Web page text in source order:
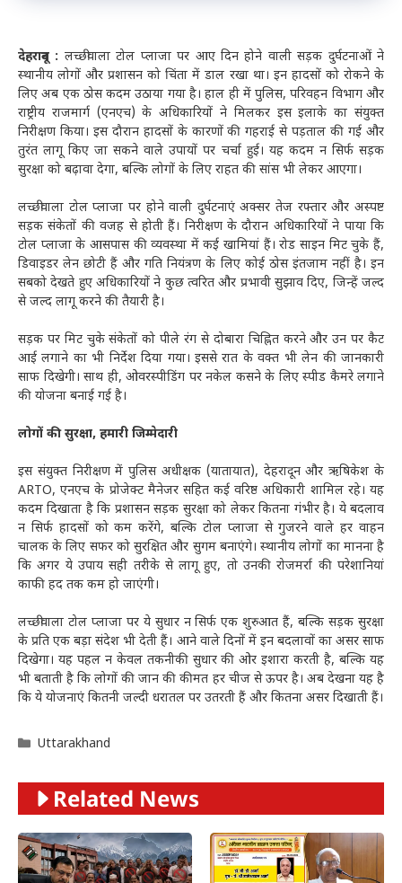
देहरादून : लच्छीवाला टोल प्लाजा पर आए दिन होने वाली सड़क दुर्घटनाओं ने
स्थानीय लोगों और प्रशासन को चिंता में डाल रखा था। इन हादसों को रोकने के
लिए अब एक ठोस कदम उठाया गया है। हाल ही में पुलिस, परिवहन विभाग और
राष्ट्रीय राजमार्ग (एनएच) के अधिकारियों ने मिलकर इस इलाके का संयुक्त
निरीक्षण किया। इस दौरान हादसों के कारणों की गहराई से पड़ताल की गई और
तुरंत लागू किए जा सकने वाले उपायों पर चर्चा हुई। यह कदम न सिर्फ सड़क
सुरक्षा को बढ़ावा देगा, बल्कि लोगों के लिए राहत की सांस भी लेकर आएगा।
लच्छीवाला टोल प्लाजा पर होने वाली दुर्घटनाएं अक्सर तेज रफ्तार और अस्पष्ट
सड़क संकेतों की वजह से होती हैं। निरीक्षण के दौरान अधिकारियों ने पाया कि
टोल प्लाजा के आसपास की व्यवस्था में कई खामियां हैं। रोड साइन मिट चुके हैं,
डिवाइडर लेन छोटी हैं और गति नियंत्रण के लिए कोई ठोस इंतजाम नहीं है। इन
सबको देखते हुए अधिकारियों ने कुछ त्वरित और प्रभावी सुझाव दिए, जिन्हें जल्द
से जल्द लागू करने की तैयारी है।
सड़क पर मिट चुके संकेतों को पीले रंग से दोबारा चिह्नित करने और उन पर कैट
आई लगाने का भी निर्देश दिया गया। इससे रात के वक्त भी लेन की जानकारी
साफ दिखेगी। साथ ही, ओवरस्पीडिंग पर नकेल कसने के लिए स्पीड कैमरे लगाने
की योजना बनाई गई है।
लोगों की सुरक्षा, हमारी जिम्मेदारी
इस संयुक्त निरीक्षण में पुलिस अधीक्षक (यातायात), देहरादून और ऋषिकेश के
ARTO, एनएच के प्रोजेक्ट मैनेजर सहित कई वरिष्ठ अधिकारी शामिल रहे। यह
कदम दिखाता है कि प्रशासन सड़क सुरक्षा को लेकर कितना गंभीर है। ये बदलाव
न सिर्फ हादसों को कम करेंगे, बल्कि टोल प्लाजा से गुजरने वाले हर वाहन
चालक के लिए सफर को सुरक्षित और सुगम बनाएंगे। स्थानीय लोगों का मानना है
कि अगर ये उपाय सही तरीके से लागू हुए, तो उनकी रोजमर्रा की परेशानियां
काफी हद तक कम हो जाएंगी।
लच्छीवाला टोल प्लाजा पर ये सुधार न सिर्फ एक शुरुआत हैं, बल्कि सड़क सुरक्षा
के प्रति एक बड़ा संदेश भी देती हैं। आने वाले दिनों में इन बदलावों का असर साफ
दिखेगा। यह पहल न केवल तकनीकी सुधार की ओर इशारा करती है, बल्कि यह
भी बताती है कि लोगों की जान की कीमत हर चीज से ऊपर है। अब देखना यह है
कि ये योजनाएं कितनी जल्दी धरातल पर उतरती हैं और कितना असर दिखाती हैं।
Categories
Uttarakhand
Related News